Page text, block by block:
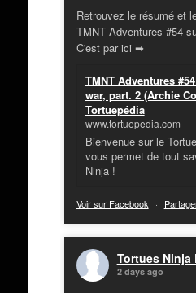
Retrouvez le résumé et
TMNT Adventures #54
C'est par ici ➡
TMNT Adventures
war, part. 2 (Archie
Tortuepédia
www.tortuepedia.com
Bienvenue sur le
vous permet de tout
Ninja !
Voir sur Facebook ·
Tortues Ninja
2 days ago